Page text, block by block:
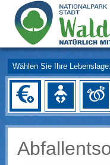
Wählen Sie Ihre Lebenslage: